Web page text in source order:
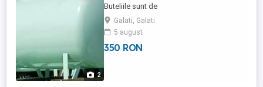
2
Buteliile sunt de
26L,50L,60L,80L,83L,150L. Bazinele sunt
de la650L pana la 5000L Livrare in toata
tara. Detalii tel. .
Galati, Galati
5 august
350 RON